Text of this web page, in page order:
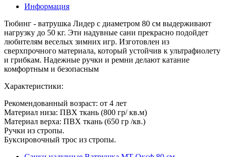
Информация
Тюбинг - ватрушка Лидер с диаметром 80 см выдерживают
нагрузку до 50 кг. Эти надувные сани прекрасно подойдет
любителям веселых зимних игр. Изготовлен из
сверхпрочного материала, который устойчив к ультрафиолету
и грибкам. Надежные ручки и ремни делают катание
комфортным и безопасным
Характеристики:
Рекомендованный возраст: от 4 лет
Материал низа: ПВХ ткань (800 гр/ кв.м)
Материал верха: ПВХ ткань (650 гр /кв.)
Ручки из стропы.
Буксировочный трос из стропы.